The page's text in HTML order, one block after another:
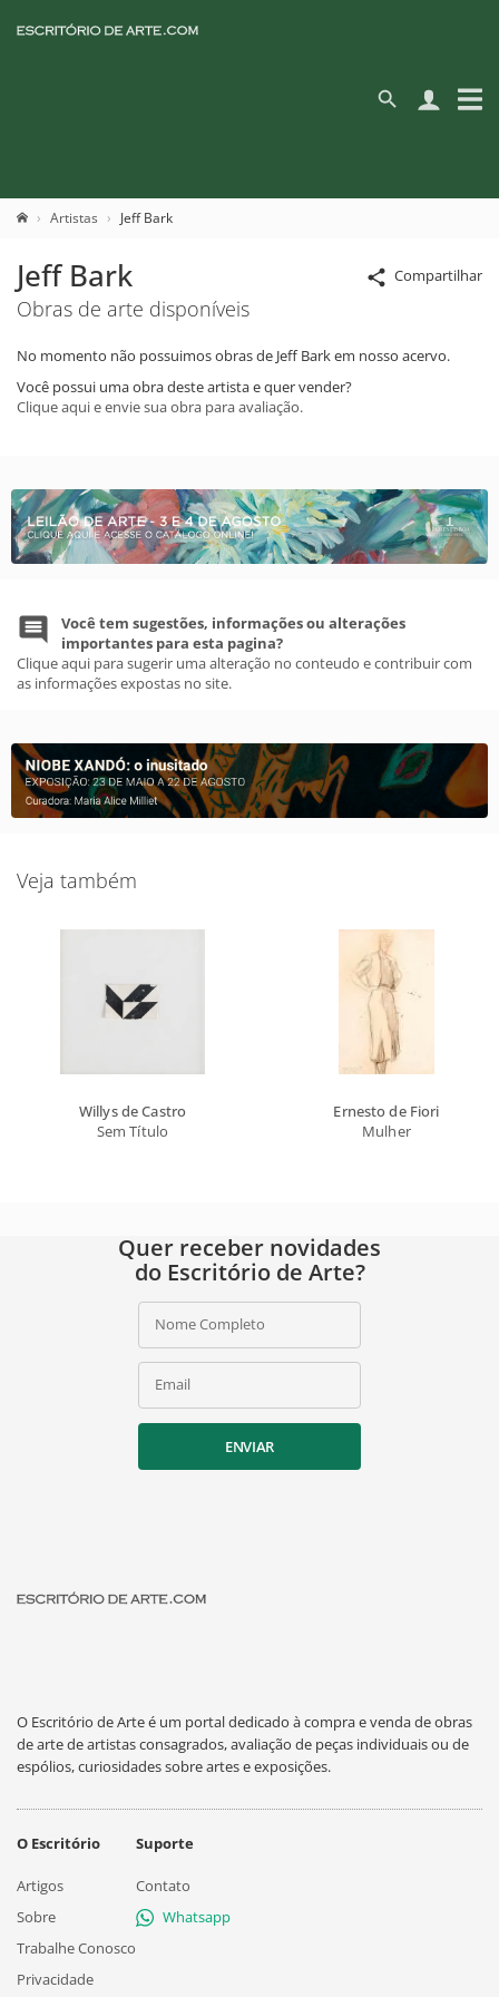
Artistas Jeff Bark
Compartilhar
Jeff Bark
Obras de arte disponíveis
No momento não possuimos obras de Jeff Bark em nosso acervo.
Você possui uma obra deste artista e quer vender?
Clique aqui e envie sua obra para avaliação.
Você tem sugestões, informações ou alterações
importantes para esta pagina?
Clique aqui para sugerir uma alteração no conteudo e contribuir com
as informações expostas no site.
Veja também
Willys de Castro
Sem Título
Ernesto de Fiori
Mulher
Quer receber novidades
do Escritório de Arte?
Nome Completo
Email
ENVIAR
O Escritório de Arte é um portal dedicado à compra e venda de obras
de arte de artistas consagrados, avaliação de peças individuais ou de
espólios, curiosidades sobre artes e exposições.
O Escritório
Artigos
Sobre
Trabalhe Conosco
Privacidade
Suporte
Contato
Whatsapp